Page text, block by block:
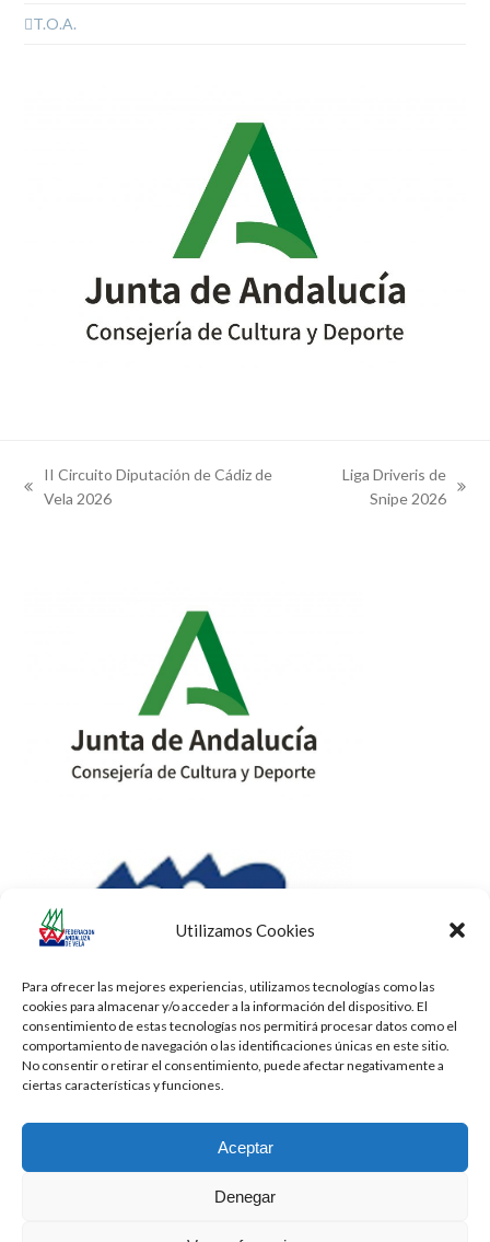
Utilizamos Cookies
Para ofrecer las mejores experiencias, utilizamos tecnologías como las
cookies para almacenar y/o acceder a la información del dispositivo. El
consentimiento de estas tecnologías nos permitirá procesar datos como el
comportamiento de navegación o las identificaciones únicas en este sitio.
No consentir o retirar el consentimiento, puede afectar negativamente a
ciertas características y funciones.
Aceptar
Denegar
T.O.A.
previous
II Circuito Diputación de Cádiz de
Vela 2026
Liga Driveris de
Snipe 2026
Todos los derechos reservados -Privacidad